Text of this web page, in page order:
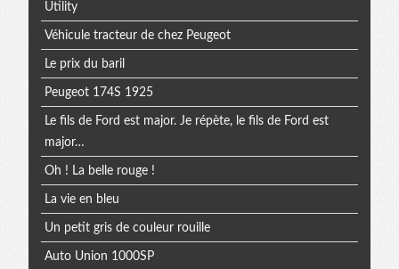
Utility
Véhicule tracteur de chez Peugeot
Le prix du baril
Peugeot 174S 1925
Le fils de Ford est major. Je répète, le fils de Ford est
major…
Oh ! La belle rouge !
La vie en bleu
Un petit gris de couleur rouille
Auto Union 1000SP